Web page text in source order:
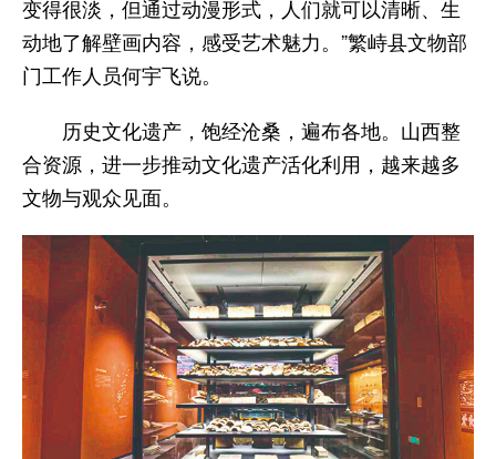
变得很淡，但通过动漫形式，人们就可以清晰、生
动地了解壁画内容，感受艺术魅力。”繁峙县文物部
门工作人员何宇飞说。
历史文化遗产，饱经沧桑，遍布各地。山西整
合资源，进一步推动文化遗产活化利用，越来越多
文物与观众见面。